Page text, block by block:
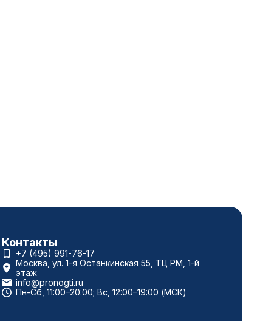
Контакты
+7 (495) 991-76-17
Москва, ул. 1-я Останкинская 55, ТЦ РМ, 1-й
этаж
info@pronogti.ru
Пн-Сб, 11:00–20:00; Вс, 12:00–19:00 (МСК)